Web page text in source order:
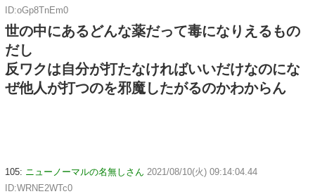
ID:oGp8TnEm0
世の中にあるどんな薬だって毒になりえるもの
だし
反ワクは自分が打たなければいいだけなのにな
ぜ他人が打つのを邪魔したがるのかわからん
105: ニューノーマルの名無しさん 2021/08/10(火) 09:14:04.44
ID:WRNE2WTc0